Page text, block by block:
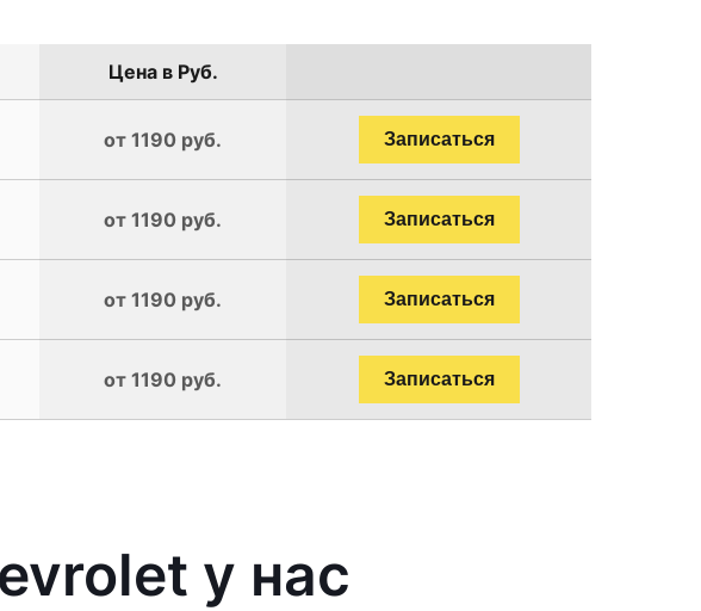
Цена в Руб.
от 1190 руб. Записаться
от 1190 руб. Записаться
от 1190 руб. Записаться
от 1190 руб. Записаться
у нас